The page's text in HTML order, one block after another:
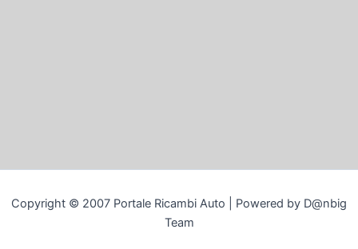
Copyright © 2007 Portale Ricambi Auto | Powered by D@nbig
Team